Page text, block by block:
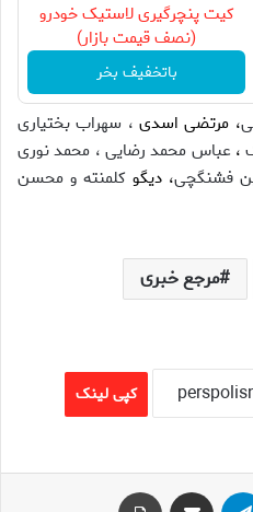
کیت پنچرگیری لاستیک خودرو
(نصف قیمت بازار)
باتخفیف بخر
، مرتضی اسدی ، سهراب بختیاری
، عباس محمد رضایی ، محمد نوری
فشنگچی، دیگو کلمنته و محسن
مرجع خبری
کپی لینک
تلگرام اشتراک گذاری از طریق ایمیل